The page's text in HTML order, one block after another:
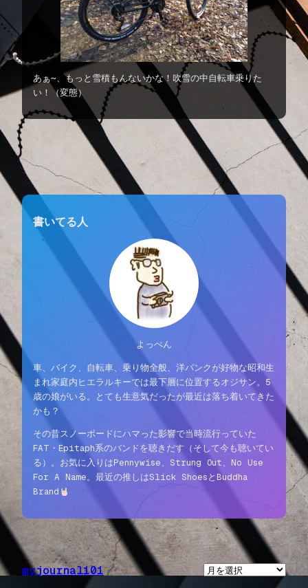
あぁ〜、もっと雪積もんないかな！吹雪の中自転車乗りた
い！（変態）
書いてる人
よっぺん
車、バイク、自転車、乗り物全般、洋パンクが好物な昭和生
まれ家庭内ヒエラルキーでは最下層に位置するオジサン。5
歳の娘がいる。とても生意気だったが最近は落ち着いてきた
かも？
その昔スノーボードにハマった影響で当時流行っていた
FAT・Epitaph系のバンドを聴きだす（そして今も聴いてい
る）。お気に入りはPennywise、Strung Out、No Use
For A Name。最近の推しはSlick ShoesとBuddha
Brand
myjournal101
ア